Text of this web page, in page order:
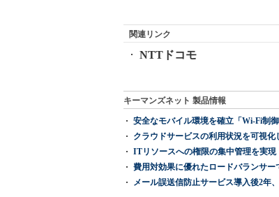
関連リンク
NTTドコモ
キーマンズネット 製品情報
安全なモバイル環境を確立「Wi-Fi制
クラウドサービスの利用状況を可視化
ITリソースへの権限の集中管理を実
費用対効果に優れたロードバランサ
メール誤送信防止サービス導入後2年